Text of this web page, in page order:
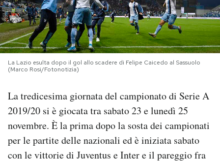
NEWSLETTER
I MIEI PREFERITI
CALENDARIO
AREA PERSONALE
La Lazio esulta dopo il gol allo scadere di Felipe Caicedo al Sassuolo
(Marco Rosi/Fotonotizia)
La tredicesima giornata del campionato di Serie A
2019/20 si è giocata tra sabato 23 e lunedì 25
novembre. È la prima dopo la sosta dei campionati
per le partite delle nazionali ed è iniziata sabato
con le vittorie di Juventus e Inter e il pareggio fra